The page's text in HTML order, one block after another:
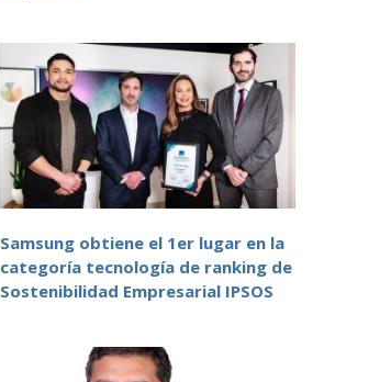
Samsung obtiene el 1er lugar en la
categoría tecnología de ranking de
Sostenibilidad Empresarial IPSOS